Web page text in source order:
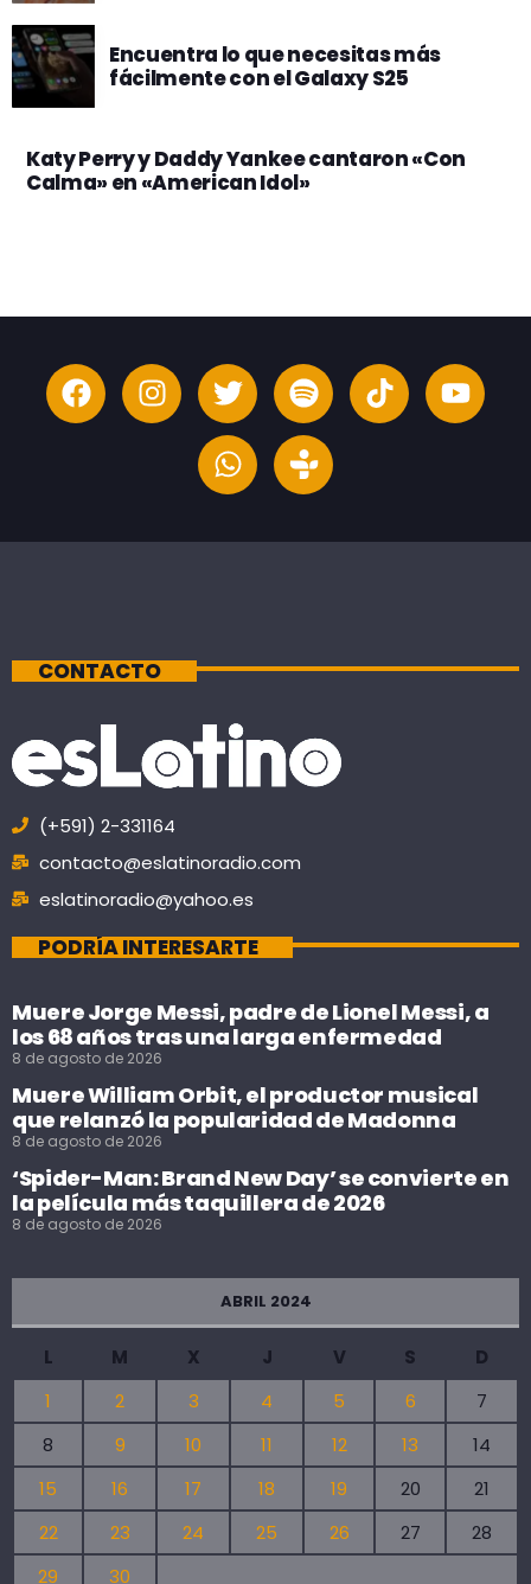
Encuentra lo que necesitas más
fácilmente con el Galaxy S25
Katy Perry y Daddy Yankee cantaron «Con
Calma» en «American Idol»
CONTACTO
(+591) 2-331164
contacto@eslatinoradio.com
eslatinoradio@yahoo.es
PODRÍA INTERESARTE
Muere Jorge Messi, padre de Lionel Messi, a
los 68 años tras una larga enfermedad
8 de agosto de 2026
Muere William Orbit, el productor musical
que relanzó la popularidad de Madonna
8 de agosto de 2026
‘Spider-Man: Brand New Day’ se convierte en
la película más taquillera de 2026
8 de agosto de 2026
ABRIL 2024
L M X J V S
D
1
2 3 4 5 6
7
8
9 10 11 12 13
14
15
16 17 18 19 20
21
22
23 24 25 26 27
28
29
30